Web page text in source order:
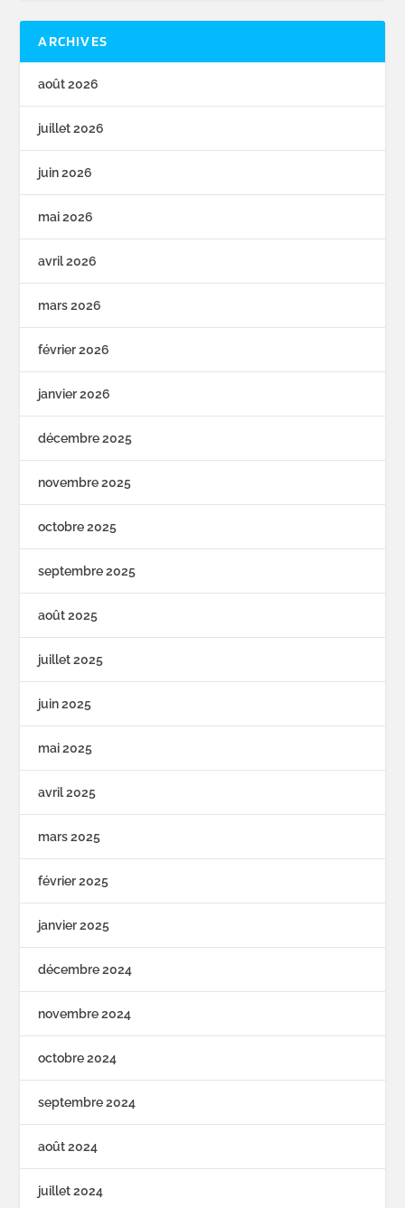
ARCHIVES
août 2026
juillet 2026
juin 2026
mai 2026
avril 2026
mars 2026
février 2026
janvier 2026
décembre 2025
novembre 2025
octobre 2025
septembre 2025
août 2025
juillet 2025
juin 2025
mai 2025
avril 2025
mars 2025
février 2025
janvier 2025
décembre 2024
novembre 2024
octobre 2024
septembre 2024
août 2024
juillet 2024